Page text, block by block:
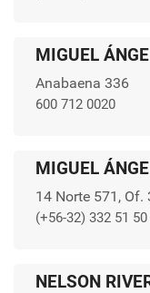
MIGUEL
Anabaena 336
600 712 0020
MIGUEL
14 Norte 571, Of.
(+56-32) 332 51 50
NELSON